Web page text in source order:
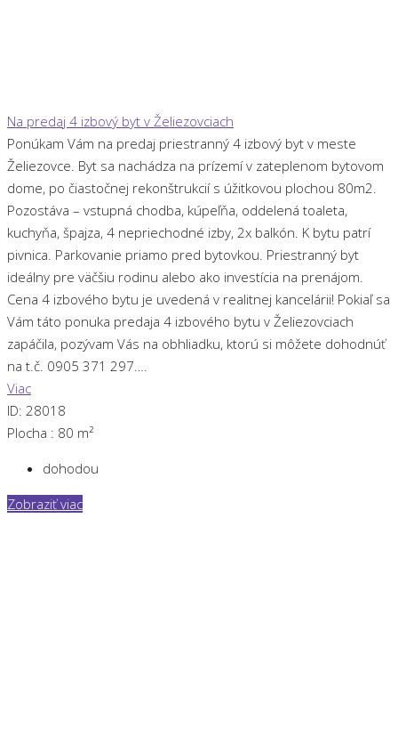
Na predaj 4 izbový byt v Želiezovciach
Ponúkam Vám na predaj priestranný 4 izbový byt v meste
Želiezovce. Byt sa nachádza na prízemí v zateplenom bytovom
dome, po čiastočnej rekonštrukcií s úžitkovou plochou 80m2.
Pozostáva – vstupná chodba, kúpeľňa, oddelená toaleta,
kuchyňa, špajza, 4 nepriechodné izby, 2x balkón. K bytu patrí
pivnica. Parkovanie priamo pred bytovkou. Priestranný byt
ideálny pre väčšiu rodinu alebo ako investícia na prenájom.
Cena 4 izbového bytu je uvedená v realitnej kancelárii! Pokiaľ sa
Vám táto ponuka predaja 4 izbového bytu v Želiezovciach
zapáčila, pozývam Vás na obhliadku, ktorú si môžete dohodnúť
na t.č. 0905 371 297….
Viac
ID: 28018
Plocha : 80 m²
dohodou
Zobraziť viac